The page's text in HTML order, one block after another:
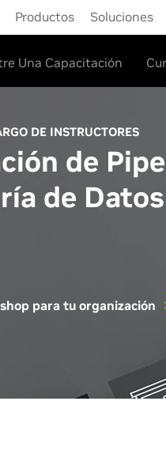
Productos Soluciones
Una Capacitación
DE INSTRUCTORES
de
de Datos
para tu organización